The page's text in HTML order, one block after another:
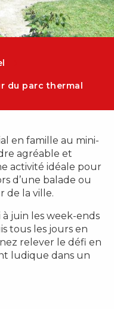
du parc thermal
en famille au mini-
agréable et
activité idéale pour
d’une balade ou
de la ville.
juin les week-ends
tous les jours en
relever le défi en
ludique dans un